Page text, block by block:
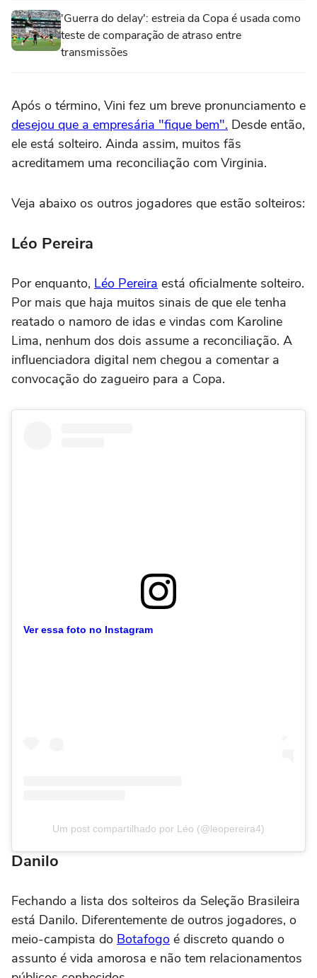
'Guerra do delay': estreia da Copa é usada como
teste de comparação de atraso entre
transmissões
Após o término, Vini fez um breve pronunciamento e
desejou que a empresária "fique bem". Desde então,
ele está solteiro. Ainda assim, muitos fãs
acreditamem uma reconciliação com Virginia.
Veja abaixo os outros jogadores que estão solteiros:
Léo Pereira
Por enquanto, Léo Pereira está oficialmente solteiro.
Por mais que haja muitos sinais de que ele tenha
reatado o namoro de idas e vindas com Karoline
Lima, nenhum dos dois assume a reconciliação. A
influenciadora digital nem chegou a comentar a
convocação do zagueiro para a Copa.
Ver essa foto no Instagram
Um post compartilhado por Léo (@leopereira4)
Danilo
Fechando a lista dos solteiros da Seleção Brasileira
está Danilo. Diferentemente de outros jogadores, o
meio-campista do Botafogo é discreto quando o
assunto é vida amorosa e não tem relacionamentos